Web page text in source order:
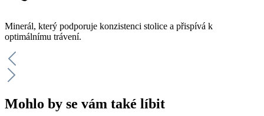
Minerál, který podporuje konzistenci stolice a přispívá k
optimálnímu trávení.
Mohlo by se vám také líbit